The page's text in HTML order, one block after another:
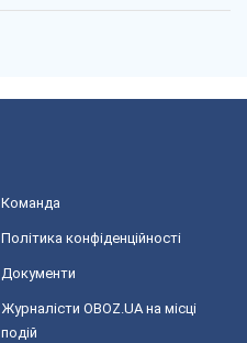
Команда
Політика конфіденційності
Документи
Журналісти OBOZ.UA на місці
подій